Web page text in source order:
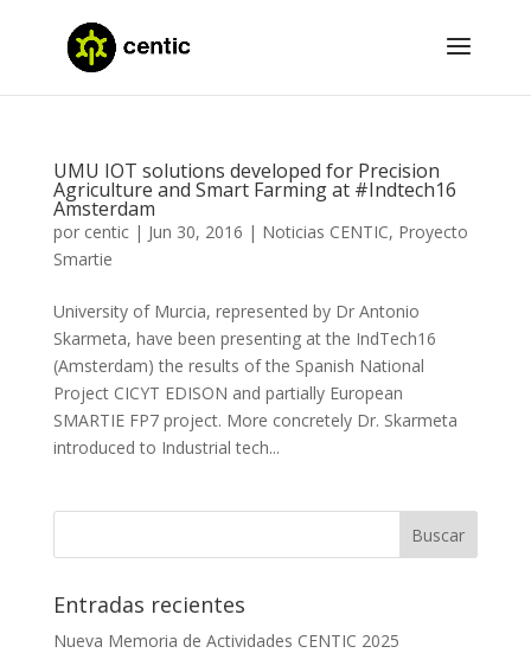
UMU IOT solutions developed for Precision
Agriculture and Smart Farming at #Indtech16
Amsterdam
por centic| Jun 30, 2016 | Noticias CENTIC, Proyecto
Smartie
University of Murcia, represented by Dr Antonio
Skarmeta, have been presenting at the IndTech16
(Amsterdam) the results of the Spanish National
Project CICYT EDISON and partially European
SMARTIE FP7 project. More concretely Dr. Skarmeta
introduced to Industrial tech...
Entradas recientes
Nueva Memoria de Actividades CENTIC 2025